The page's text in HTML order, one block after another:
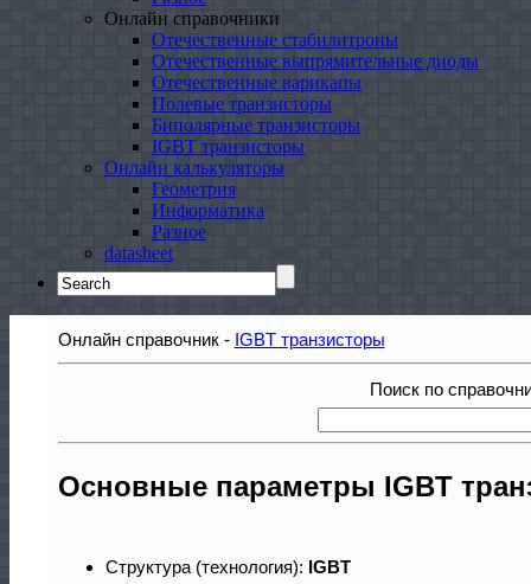
Онлайн справочники
Отечественные стабилитроны
Отечественные выпрямительные диоды
Отечественные варикапы
Полевые транзисторы
Биполярные транзисторы
IGBT транзисторы
Онлайн калькуляторы
Геометрия
Информатика
Разное
datasheet
Search
for:
Онлайн справочник - IGBT транзисторы
Поиск по
Основные параметры IGBT
Структура (технология): IGBT